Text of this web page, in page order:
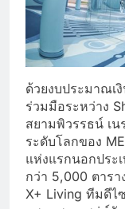
ด้วยงบประมาณเ
ร่วมมือระหว่าง
สยามพิวรรธน์ เ
ระดับโลกของ
แห่งแรกนอกปร
กว่า 5,000 ตารา
X+ Living ทีมดีไ